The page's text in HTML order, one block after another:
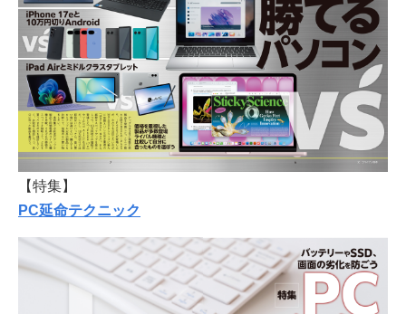
【特集】
PC延命テクニック